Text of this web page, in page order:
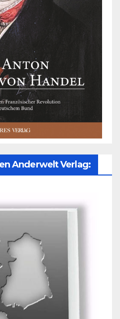
Anderwelt Verlag: